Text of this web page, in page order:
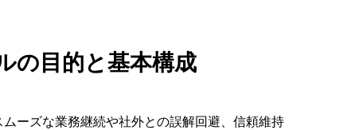
の目的と基本構成
ーズな業務継続や社外との誤解回避、信頼維持